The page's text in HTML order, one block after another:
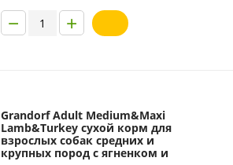
+
−
Grandorf Adult Medium&Maxi
Lamb&Turkey сухой корм для
взрослых собак средних и
крупных пород с ягненком и